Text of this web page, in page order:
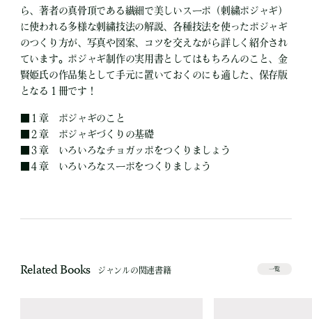
ら、著者の真骨頂である繊細で美しいスーポ（刺繍ポジャギ）
に使われる多様な刺繍技法の解説、各種技法を使ったポジャギ
のつくり方が、写真や図案、コツを交えながら詳しく紹介され
ています。ポジャギ制作の実用書としてはもちろんのこと、金
賢姫氏の作品集として手元に置いておくのにも適した、保存版
となる１冊です！
１章 ポジャギのこと
２章 ポジャギづくりの基礎
３章 いろいろなチョガッポをつくりましょう
４章 いろいろなスーポをつくりましょう
Related Books ジャンルの関連書籍 一覧